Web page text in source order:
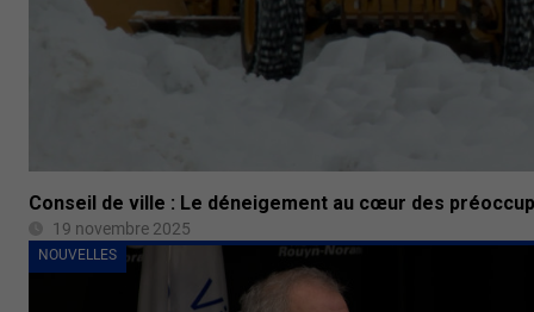
Conseil de ville : Le déneigement au cœur des
19 novembre 2025
NOUVELLES